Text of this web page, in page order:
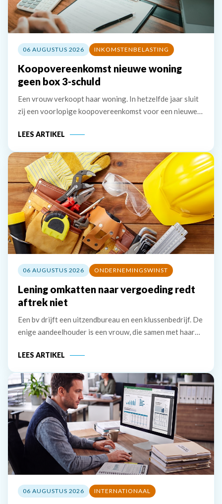
06 AUGUSTUS 2026 INKOMSTENBELASTING
Koopovereenkomst nieuwe woning
geen box 3-schuld
Een vrouw verkoopt haar woning. In hetzelfde jaar sluit
zij een voorlopige koopovereenkomst voor een nieuwe
De vrouw maakt de koopsom in januari in drie delen over
LEES ARTIKEL
06 AUGUSTUS 2026 ONDERNEMINGSWINST
Lening omkatten naar vergoeding redt
aftrek niet
Een bv drijft een uitzendbureau en een klussenbedrijf. De
enige aandeelhouder is een vrouw, die samen met haar
zij in 2020 wil afwaarderen. De eerste vordering van
LEES ARTIKEL
06 AUGUSTUS 2026 INTERNATIONAAL